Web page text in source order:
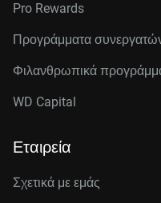
Pro Rewards
Προγράμματα
Φιλανθρωπικά
WD Capital
Εταιρεία
Σχετικά με εμάς